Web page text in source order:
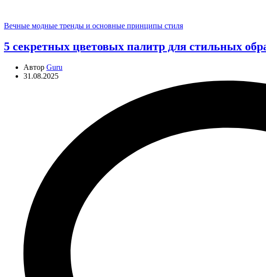
Рубрики
Вечные модные тренды и основные принципы стиля
5 секретных цветовых палитр для стильных
Автор Guru
31.08.2025